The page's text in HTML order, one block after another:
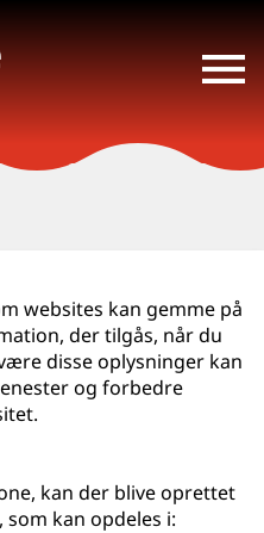
websites kan gemme på
der tilgås, når du
disse oplysninger kan
og forbedre
kan der blive oprettet
kan opdeles i: